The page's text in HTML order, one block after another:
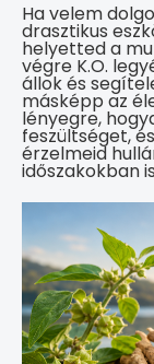
Ha velem
drasztikus
helyetted a
végre K.O.
állok és
másképp az
lényegre,
feszültséget,
érzelmeid
időszakokban